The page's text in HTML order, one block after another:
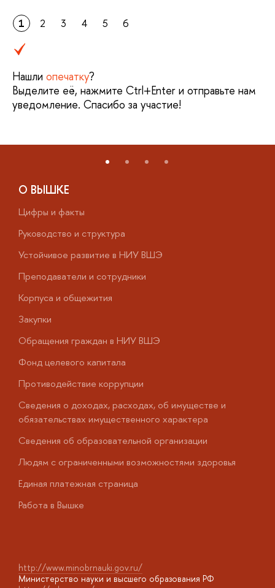
1 2 3 4 5 6
Нашли опечатку?
Выделите её, нажмите Ctrl+Enter и отправьте нам
уведомление. Спасибо за участие!
О ВЫШКЕ
Цифры и факты
Руководство и структура
Устойчивое развитие в НИУ ВШЭ
Преподаватели и сотрудники
Корпуса и общежития
Закупки
Обращения граждан в НИУ ВШЭ
Фонд целевого капитала
Противодействие коррупции
Сведения о доходах, расходах, об имуществе и
обязательствах имущественного характера
Сведения об образовательной организации
Людям с ограниченными возможностями здоровья
Единая платежная страница
Работа в Вышке
http://www.minobrnauki.gov.ru/
Министерство науки и высшего образования РФ